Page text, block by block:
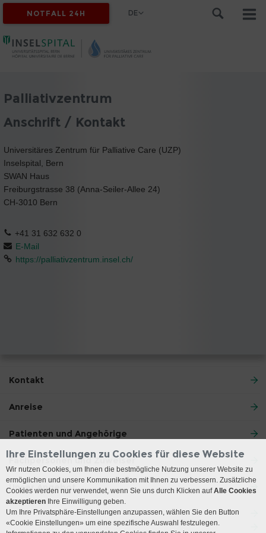
NOTFALL 24H DE
Palliativzentrum
Anschrift / Kontakt
Universitäres Zentrum für Palliative Care (UZP)
Inselspital, Bern
SWAN Haus
Freiburgstrasse 38 (Anna-Seiler-Allee 24)
CH-3010 Bern
+41 31 632 632 0
E-Mail
https://palliativzentrum.insel.ch/
Kontakt
Anreise
Patienten und Angehörige
Fachpersonen und Zuweiser
Unser Angebot
Ihre Einstellungen zu Cookies für diese Website
Wir nutzen Cookies, um Ihnen die bestmögliche Nutzung unserer Website zu
ermöglichen und unsere Kommunikation mit Ihnen zu verbessern. Zusätzliche
Cookies werden nur verwendet, wenn Sie uns durch Klicken aufAlle Cookies
akzeptieren Ihre Einwilligung geben.
Um Ihre Privatsphäre-Einstellungen anzupassen, wählen Sie den Button
«Cookie Einstellungen» um eine spezifische Auswahl festzulegen.